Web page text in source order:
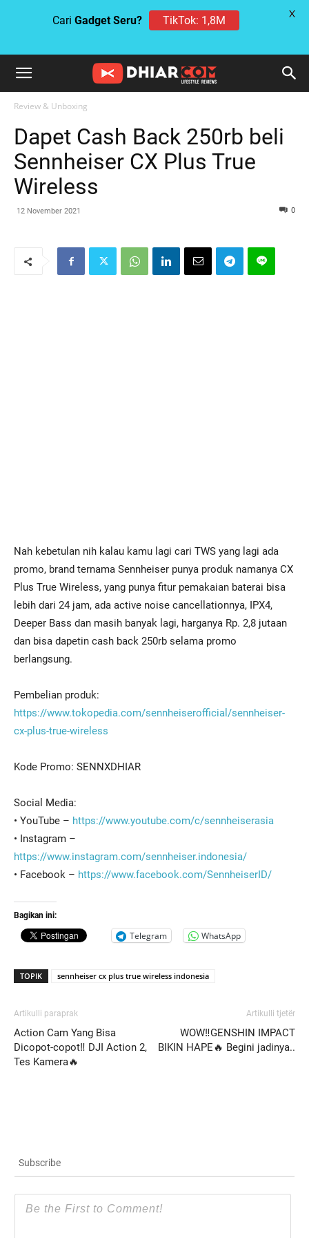
Review & Unboxing
Dapet Cash Back 250rb beli
Sennheiser CX Plus True
Wireless
12 November 2021 0
Nah kebetulan nih kalau kamu lagi cari TWS yang lagi ada
promo, brand ternama Sennheiser punya produk namanya CX
Plus True Wireless, yang punya fitur pemakaian baterai bisa
lebih dari 24 jam, ada active noise cancellationnya, IPX4,
Deeper Bass dan masih banyak lagi, harganya Rp. 2,8 jutaan
dan bisa dapetin cash back 250rb selama promo
berlangsung.
Pembelian produk:
https://www.tokopedia.com/sennheiserofficial/sennheiser-
cx-plus-true-wireless
Kode Promo: SENNXDHIAR
Social Media:
• YouTube – https://www.youtube.com/c/sennheiserasia
• Instagram –
https://www.instagram.com/sennheiser.indonesia/
• Facebook – https://www.facebook.com/SennheiserID/
Bagikan ini:
Telegram WhatsApp
TOPIK sennheiser cx plus true wireless indonesia
Artikulli paraprak
Action Cam Yang Bisa
Dicopot-copot‼️ DJI Action 2,
Tes Kamera🔥
Artikulli tjetër
WOW‼️GENSHIN IMPACT
BIKIN HAPE🔥 Begini jadinya..
Subscribe
Cari Gadget Seru? TikTok: 1,8M
X